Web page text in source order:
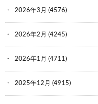
2026年3月 (4576)
2026年2月 (4245)
2026年1月 (4711)
2025年12月 (4915)